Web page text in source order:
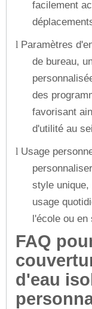
facilement
l Paramètres
de bureau,
des
favorisant
d'utilité au
l Usage
style
usage
l'école ou en
FAQ
d'eau